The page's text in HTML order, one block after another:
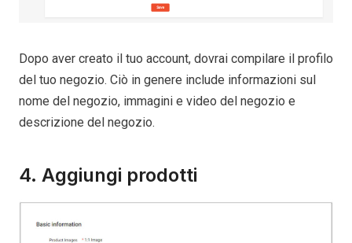
Dopo aver creato il tuo account, dovrai compilare il profilo
del tuo negozio. Ciò in genere include informazioni sul
nome del negozio, immagini e video del negozio e
descrizione del negozio.
4. Aggiungi prodotti